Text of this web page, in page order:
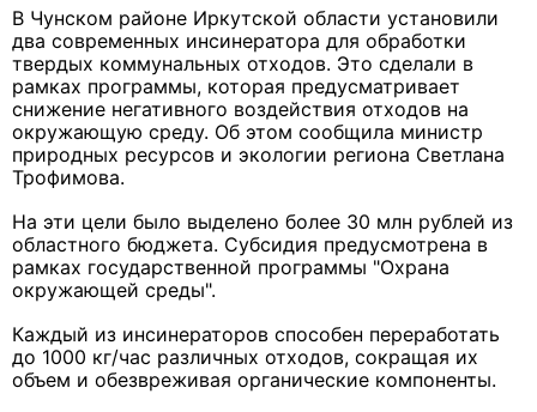
В Чунском районе Иркутской области установили
два современных инсинератора для обработки
твердых коммунальных отходов. Это сделали в
рамках программы, которая предусматривает
снижение негативного воздействия отходов на
окружающую среду. Об этом сообщила министр
природных ресурсов и экологии региона Светлана
Трофимова.
На эти цели было выделено более 30 млн рублей из
областного бюджета. Субсидия предусмотрена в
рамках государственной программы "Охрана
окружающей среды".
Каждый из инсинераторов способен переработать
до 1000 кг/час различных отходов, сокращая их
объем и обезвреживая органические компоненты.